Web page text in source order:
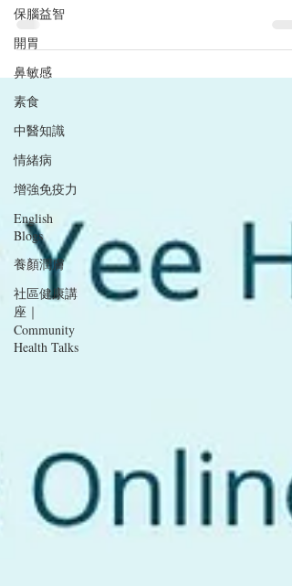
保腦益智
開胃
鼻敏感
素食
中醫知識
情緒病
增強免疫力
English
Blogs
養顏潤膚
社區健康講
座｜
Community
Health Talks
（Yee Hong）邀請，主講了《中醫看失智症
醫治療方向，以及家人可以如何在日常生活
實際照顧患者。如果你錯過了直播，或想重
內容，歡迎觀看以上講座錄影及收聽音頻版
本。 講座內容涵蓋： 認知障礙症的常見類
型，以及柏金遜相關認知障礙的特點 中醫
「順老不抗老」的養生思路，與認知障礙症
病機分析 中藥、針灸調理方向，以及按症狀
相處溝通心法、行為症狀處理 預防之道，以
及照顧者如何照顧好自己 想一邊觀看一邊做
筆記？講座投影片現已提供免費下載，歡迎
擊此處索取。 如有查詢，歡迎瀏覽
www.techworkcorp.com 與勞醫師聯絡。 以上
內容僅供參考，不能取代專業醫療人員的診